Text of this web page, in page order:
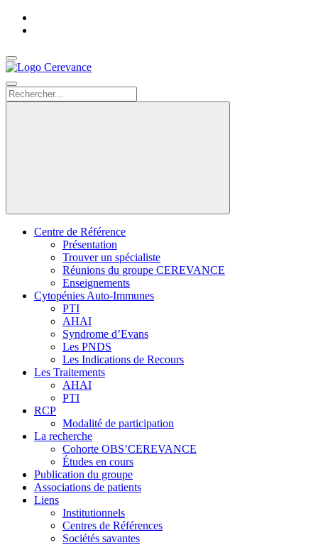
Centre de Référence
Présentation
Trouver un spécialiste
Réunions du groupe CEREVANCE
Enseignements
Cytopénies Auto-Immunes
PTI
AHAI
Syndrome d’Evans
Les PNDS
Les Indications de Recours
Les Traitements
AHAI
PTI
RCP
Modalité de participation
La recherche
Cohorte OBS’CEREVANCE
Études en cours
Publication du groupe
Associations de patients
Liens
Institutionnels
Centres de Références
Sociétés savantes